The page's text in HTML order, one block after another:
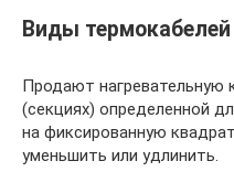
Виды
Продают нагревательную
(секциях) определенной
на фиксированную
уменьшить или удлинить.